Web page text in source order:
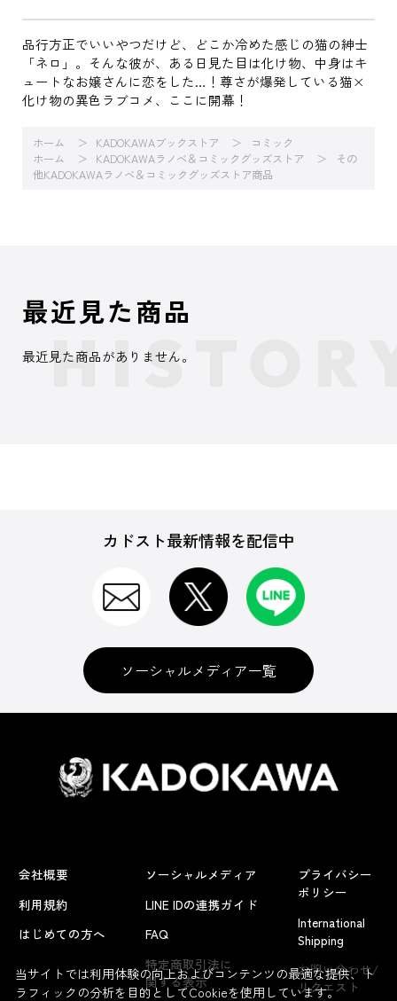
品行方正でいいやつだけど、どこか冷めた感じの猫の紳士
「ネロ」。そんな彼が、ある日見た目は化け物、中身はキ
ュートなお嬢さんに恋をした…！尊さが爆発している猫×
化け物の異色ラブコメ、ここに開幕！
ホーム KADOKAWAブックストア
コミック
ホーム
KADOKAWAラノベ＆コミックグッズストア
その
他KADOKAWAラノベ＆コミックグッズストア商品
よくあるお問い合わせ
最近見た商品
最近見た商品がありません。
カドスト最新情報を配信中
ソーシャルメディア一覧
会社概要
利用規約
はじめての方へ
ソーシャルメディア
LINE IDの連携ガイド
FAQ
特定商取引法に
関する表示
プライバシー
ポリシー
International
Shipping
お問い合わせ/
リクエスト
当サイトでは利用体験の向上およびコンテンツの最適な提供、ト
ラフィックの分析を目的としてCookieを使用しています。